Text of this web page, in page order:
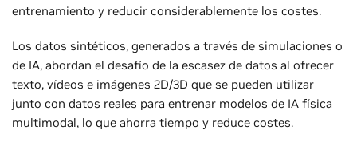
entrenamiento y reducir considerablemente los costes.
Los datos sintéticos, generados a través de simulaciones o
de IA, abordan el desafío de la escasez de datos al ofrecer
texto, vídeos e imágenes 2D/3D que se pueden utilizar
junto con datos reales para entrenar modelos de IA física
multimodal, lo que ahorra tiempo y reduce costes.